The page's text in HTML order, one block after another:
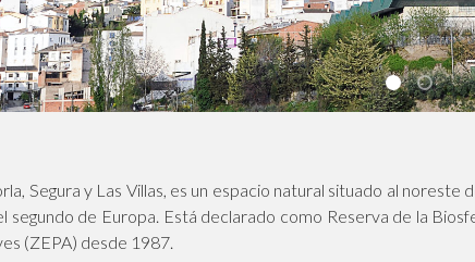
001006
Segura y Las Villas, es un espacio natural situado al
segundo de Europa. Está declarado como Reserva de la
(ZEPA) desde 1987.